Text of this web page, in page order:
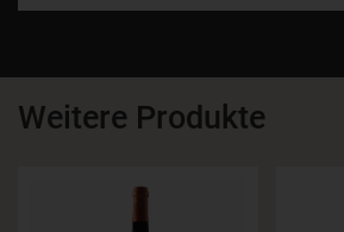
Weitere Produkte